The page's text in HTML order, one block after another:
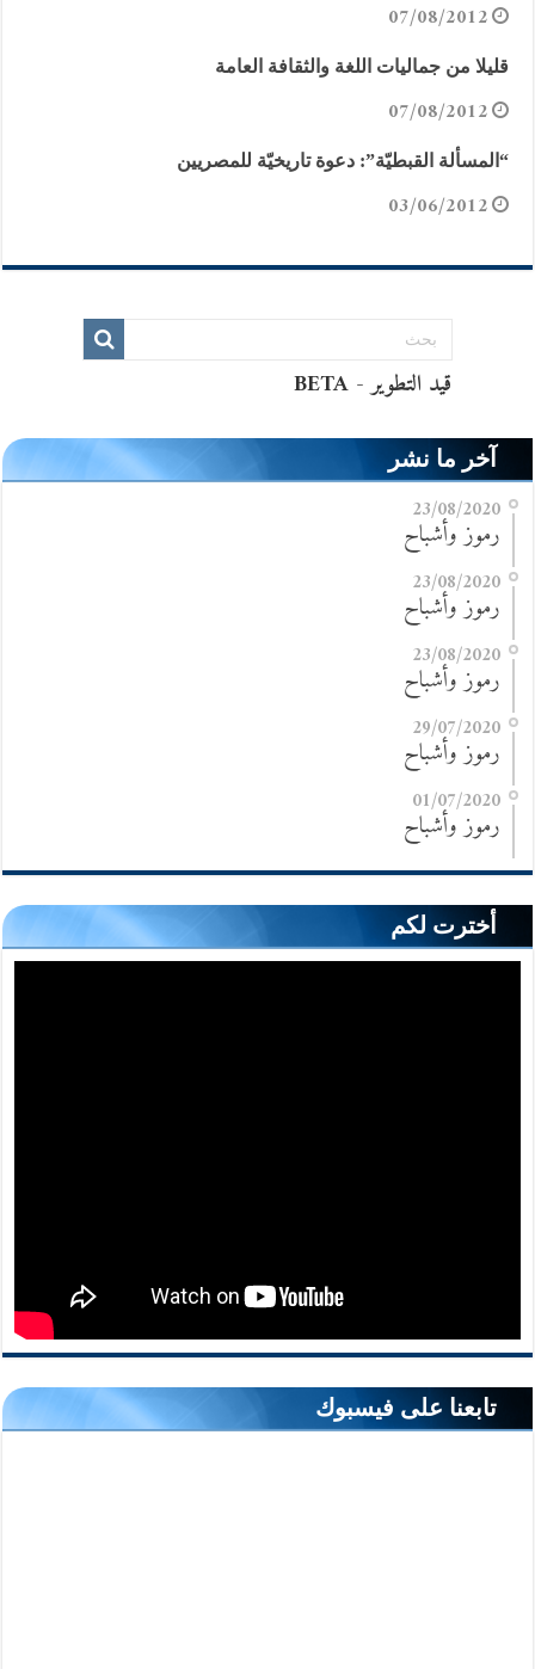
07/08/2012
قليلا من جماليات اللغة والثقافة العامة
07/08/2012
“المسألة القبطيّة”: دعوة تاريخيّة للمصريين
03/06/2012
آخر ما نشر
23/08/2020
رموز وأشباح
23/08/2020
رموز وأشباح
23/08/2020
رموز وأشباح
29/07/2020
رموز وأشباح
01/07/2020
رموز وأشباح
أخترت لكم
تابعنا على فيسبوك